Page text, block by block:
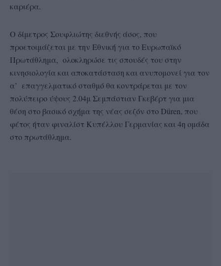
καριέρα.
Ο δίμετρος Σουφλιώτης διεθνής άσος, που
προετοιμάζεται με την Εθνική για το Ευρωπαϊκό
Πρωτάθλημα, ολοκληρώσε τις σπουδές του στην
κινησιολογία και αποκατάσταση και ανυπομονεί για τον
α’ επαγγελματικό σταθμό θα κοντράρεται με τον
πολύπειρο ύψους 2.04μ Σεμπάστιαν Γκεβέρτ για μια
θέση στο βασικό σχήμα της νέας σεζόν στο Düren, που
φέτος ήταν φιναλίστ Κυπέλλου Γερμανίας και 4η ομάδα
στo πρωτάθλημα.